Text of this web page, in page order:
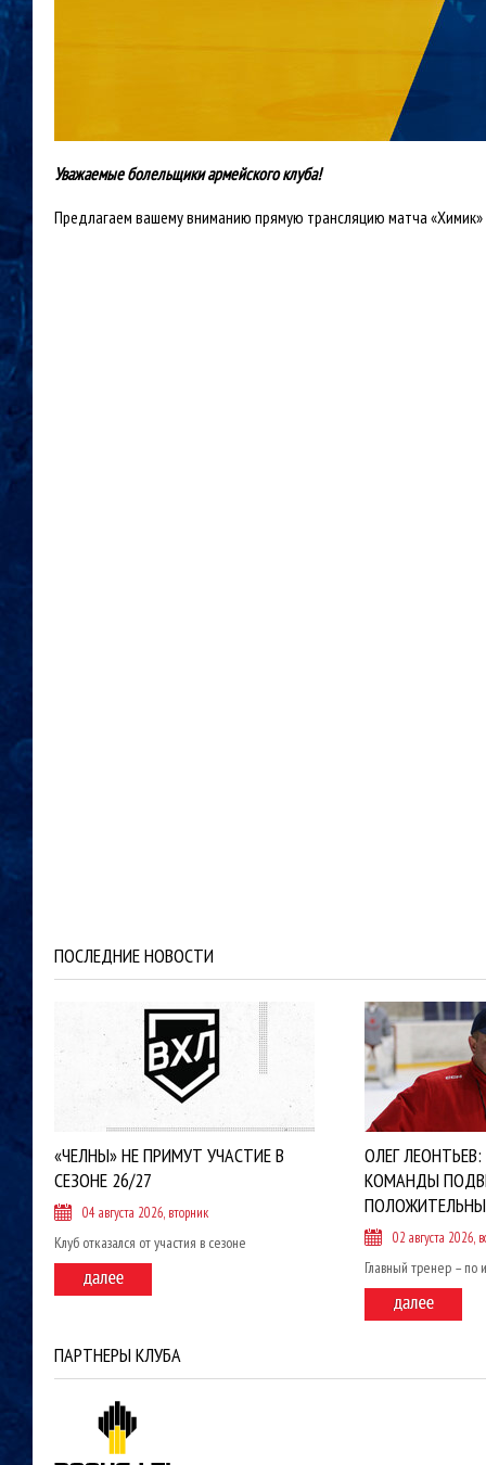
Уважаемые болельщики армейского клуба!
Предлагаем вашему вниманию прямую трансляцию матча
ПОСЛЕДНИЕ НОВОСТИ
«ЧЕЛНЫ» НЕ ПРИМУТ УЧАСТИЕ В
СЕЗОНЕ 26/27
04 августа 2026, вторник
Клуб отказался от участия в сезоне
ОЛЕГ
КОМАНДЫ
02 августа 2026,
Главный тренер – по
ПАРТНЕРЫ КЛУБА